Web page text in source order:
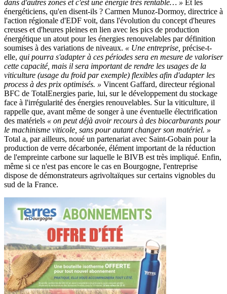
dans d'autres zones et c'est une énergie très rentable… » Et les
énergéticiens, qu'en disent-ils ? Carmen Munoz-Dormoy, directrice à
l'action régionale d'EDF voit, dans l'évolution du concept d'heures
creuses et d'heures pleines en lien avec les pics de production
énergétique un atout pour les énergies renouvelables par définition
soumises à des variations de niveaux. « Une entreprise, précise-t-
elle, qui pourra s'adapter à ces périodes sera en mesure de valoriser
cette capacité, mais il sera important de rendre les usages de la
viticulture (usage du froid par exemple) flexibles afin d'adapter les
process à des prix optimisés. » Vincent Gaffard, directeur régional
BFC de TotalEnergies parie, lui, sur le développement du stockage
face à l'irrégularité des énergies renouvelables. Sur la viticulture, il
rappelle que, avant même de songer à une éventuelle électrification
des matériels « on peut déjà avoir recours à des biocarburants pour
le machinisme viticole, sans pour autant changer son matériel. »
Total a, par ailleurs, noué un partenariat avec Saint-Gobain pour la
production de verre décarbonée, élément important de la réduction
de l'empreinte carbone sur laquelle le BIVB est très impliqué. Enfin,
même si ce n'est pas encore le cas en Bourgogne, l'entreprise
dispose de démonstrateurs agrivoltaïques sur certains vignobles du
sud de la France.